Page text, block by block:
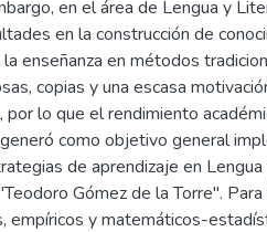
en el área de Lengua y
en la construcción de
enseñanza en métodos
copias y una escasa
por lo que el rendimiento
como objetivo general
de aprendizaje en
Gómez de la Torre".
empíricos y matemáticos-